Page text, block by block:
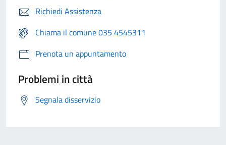
Richiedi Assistenza
Chiama il comune 035 4545311
Prenota un appuntamento
Problemi in città
Segnala disservizio